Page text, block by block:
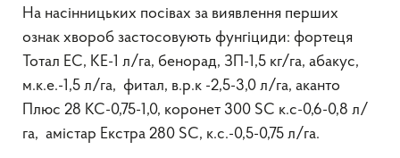
На насінницьких посівах за виявлення перших
ознак хвороб застосовують фунгіциди: фортеця
Тотал ЕС, КЕ-1 л/га, бенорад, ЗП-1,5 кг/га, абакус,
м.к.е.-1,5 л/га, фитал, в.р.к -2,5-3,0 л/га, аканто
Плюс 28 КС-0,75-1,0, коронет 300 SC к.с-0,6-0,8 л/
га, амістар Екстра 280 SC, к.с.-0,5-0,75 л/га.